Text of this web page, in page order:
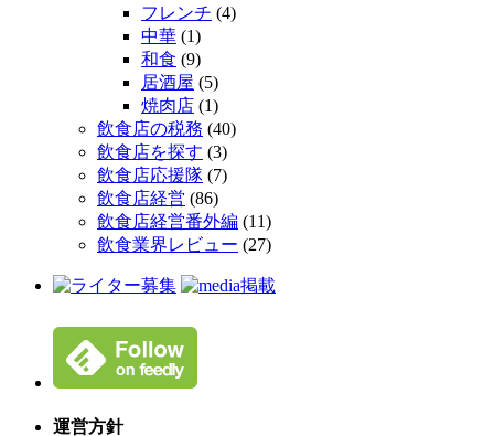
フレンチ (4)
中華 (1)
和食 (9)
居酒屋 (5)
焼肉店 (1)
飲食店の税務 (40)
飲食店を探す (3)
飲食店応援隊 (7)
飲食店経営 (86)
飲食店経営番外編 (11)
飲食業界レビュー (27)
運営方針